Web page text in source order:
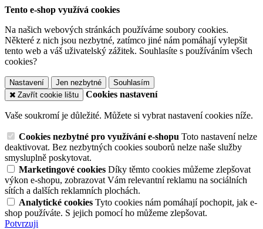
Tento e-shop využívá cookies
Na našich webových stránkách používáme soubory cookies.
Některé z nich jsou nezbytné, zatímco jiné nám pomáhají vylepšit
tento web a váš uživatelský zážitek. Souhlasíte s používáním všech
cookies?
Nastavení Jen nezbytné
Souhlasím
Zavřít cookie lištu
Cookies nastavení
Vaše soukromí je důležité. Můžete si vybrat nastavení cookies níže.
Cookies nezbytné pro využívání e-shopu Toto nastavení nelze
deaktivovat. Bez nezbytných cookies souborů nelze naše služby
smysluplně poskytovat.
Marketingové cookies Díky těmto cookies můžeme zlepšovat
výkon e-shopu, zobrazovat Vám relevantní reklamu na sociálních
sítích a dalších reklamních plochách.
Analytické cookies Tyto cookies nám pomáhají pochopit, jak e-
shop používáte. S jejich pomocí ho můžeme zlepšovat.
Potvrzuji